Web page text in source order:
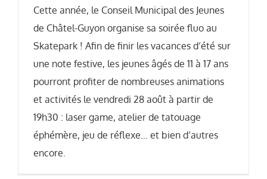
Cette année, le Conseil Municipal des Jeunes
de Châtel-Guyon organise sa soirée fluo au
Skatepark ! Afin de finir les vacances d’été sur
une note festive, les jeunes âgés de 11 à 17 ans
pourront profiter de nombreuses animations
et activités le vendredi 28 août à partir de
19h30 : laser game, atelier de tatouage
éphémère, jeu de réflexe… et bien d’autres
encore.